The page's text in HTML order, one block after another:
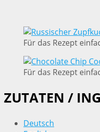
Für das Rezept
Für das Rezept
ZUTATEN /
Deutsch